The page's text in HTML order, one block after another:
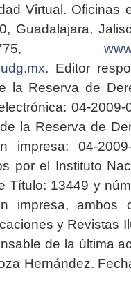
Virtual. Oficinas
Guadalajara,
. Editor
la Reserva de
04-2009-
la Reserva de
04-2009-
por el Instituto
Título: 13449 y
impresa, ambos
y Revistas
de la última
Hernández.